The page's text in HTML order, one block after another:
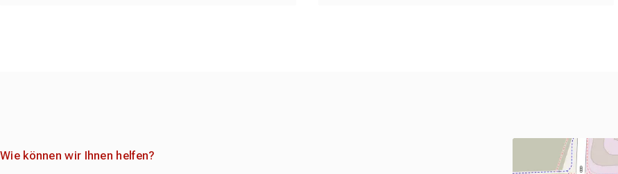
Wie können wir Ihnen helfen?